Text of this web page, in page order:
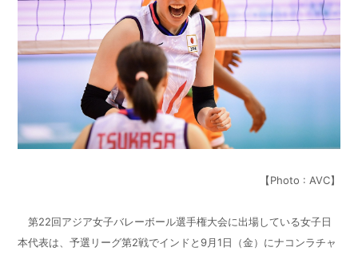
【Photo : AVC】
第22回アジア女子バレーボール選手権大会に出場している女子日
本代表は、予選リーグ第2戦でインドと9月1日（金）にナコンラチャ